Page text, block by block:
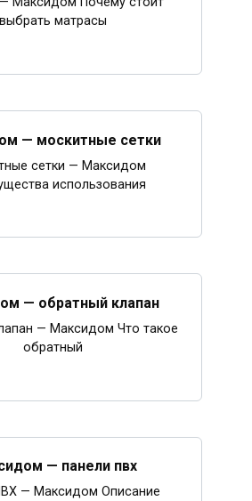
выбрать матрасы
— москитные сетки
сетки — Максидом
использования
— обратный клапан
— Максидом Что такое
обратный
— панели пвх
— Максидом Описание